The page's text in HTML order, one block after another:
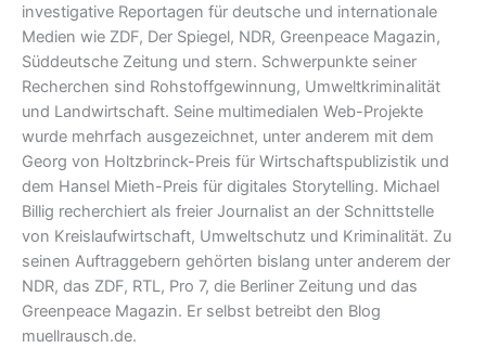
investigative Reportagen für deutsche und internationale
Medien wie ZDF, Der Spiegel, NDR, Greenpeace Magazin,
Süddeutsche Zeitung und stern. Schwerpunkte seiner
Recherchen sind Rohstoffgewinnung, Umweltkriminalität
und Landwirtschaft. Seine multimedialen Web-Projekte
wurde mehrfach ausgezeichnet, unter anderem mit dem
Georg von Holtzbrinck-Preis für Wirtschaftspublizistik und
dem Hansel Mieth-Preis für digitales Storytelling. Michael
Billig recherchiert als freier Journalist an der Schnittstelle
von Kreislaufwirtschaft, Umweltschutz und Kriminalität. Zu
seinen Auftraggebern gehörten bislang unter anderem der
NDR, das ZDF, RTL, Pro 7, die Berliner Zeitung und das
Greenpeace Magazin. Er selbst betreibt den Blog
muellrausch.de.